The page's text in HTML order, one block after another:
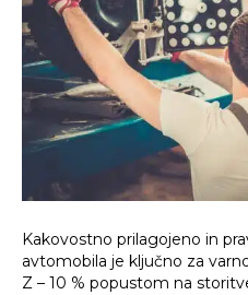
%
popust
avtooptiko
Kakovostno prilagojeno in
avtomobila je ključno za
Z – 10 % popustom na